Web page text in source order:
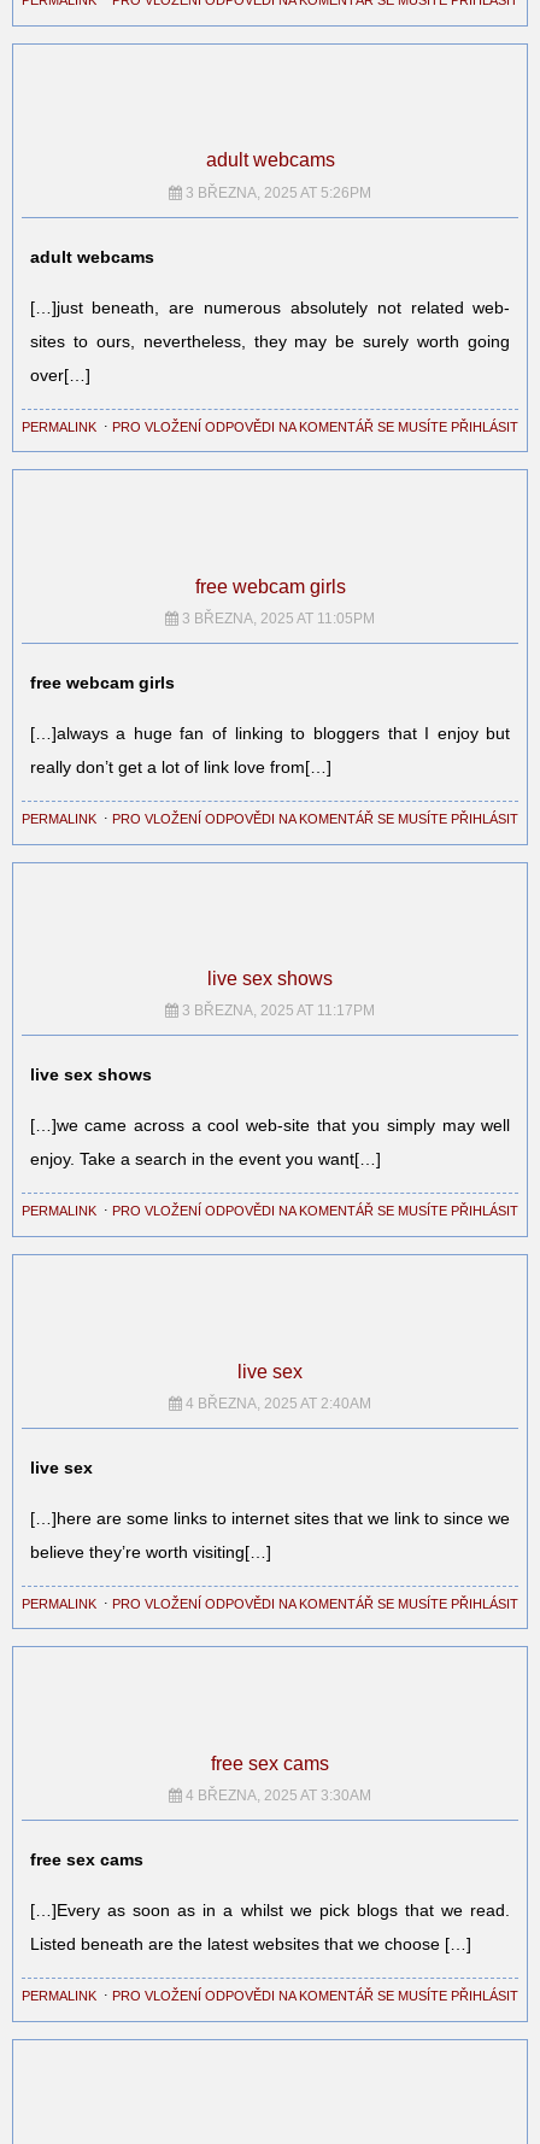
adult webcams
3 BŘEZNA, 2025 AT 5:26PM
adult webcams
[…]just beneath, are numerous absolutely not related web-
sites to ours, nevertheless, they may be surely worth going
over[…]
PERMALINK ⋅ PRO VLOŽENÍ ODPOVĚDI NA KOMENTÁŘ SE MUSÍTE PŘIHLÁSIT
free webcam girls
3 BŘEZNA, 2025 AT 11:05PM
free webcam girls
[…]always a huge fan of linking to bloggers that I enjoy but
really don’t get a lot of link love from[…]
PERMALINK ⋅ PRO VLOŽENÍ ODPOVĚDI NA KOMENTÁŘ SE MUSÍTE PŘIHLÁSIT
live sex shows
3 BŘEZNA, 2025 AT 11:17PM
live sex shows
[…]we came across a cool web-site that you simply may well
enjoy. Take a search in the event you want[…]
PERMALINK ⋅ PRO VLOŽENÍ ODPOVĚDI NA KOMENTÁŘ SE MUSÍTE PŘIHLÁSIT
live sex
4 BŘEZNA, 2025 AT 2:40AM
live sex
[…]here are some links to internet sites that we link to since we
believe they’re worth visiting[…]
PERMALINK ⋅ PRO VLOŽENÍ ODPOVĚDI NA KOMENTÁŘ SE MUSÍTE PŘIHLÁSIT
free sex cams
4 BŘEZNA, 2025 AT 3:30AM
free sex cams
[…]Every as soon as in a whilst we pick blogs that we read.
Listed beneath are the latest websites that we choose […]
PERMALINK ⋅ PRO VLOŽENÍ ODPOVĚDI NA KOMENTÁŘ SE MUSÍTE PŘIHLÁSIT